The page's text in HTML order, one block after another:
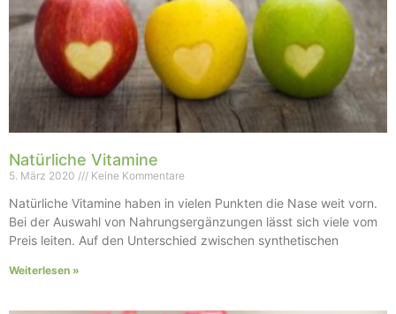
Natürliche Vitamine
5. März 2020 Keine Kommentare
Natürliche Vitamine haben in vielen Punkten die Nase weit vorn.
Bei der Auswahl von Nahrungsergänzungen lässt sich viele vom
Preis leiten. Auf den Unterschied zwischen synthetischen
Weiterlesen »